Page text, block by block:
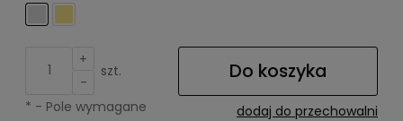
+
-
szt. Do koszyka
dodaj do przechowalni
* - Pole wymagane